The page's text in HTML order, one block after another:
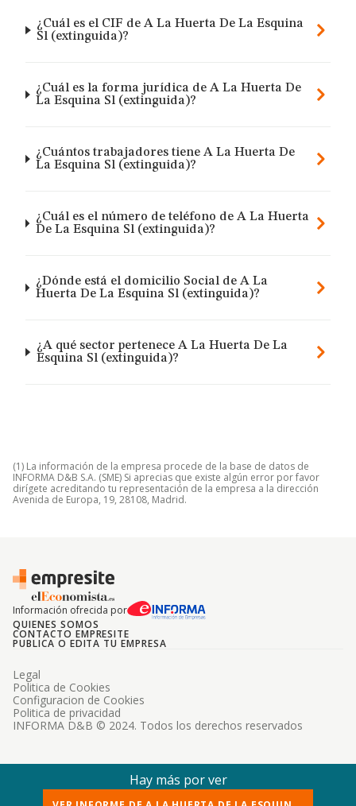
¿Cuál es el CIF de A La Huerta De La Esquina
Sl (extinguida)?
¿Cuál es la forma jurídica de A La Huerta De
La Esquina Sl (extinguida)?
¿Cuántos trabajadores tiene A La Huerta De
La Esquina Sl (extinguida)?
¿Cuál es el número de teléfono de A La Huerta
De La Esquina Sl (extinguida)?
¿Dónde está el domicilio Social de A La
Huerta De La Esquina Sl (extinguida)?
¿A qué sector pertenece A La Huerta De La
Esquina Sl (extinguida)?
(1) La información de la empresa procede de la base de datos de
INFORMA D&B S.A. (SME) Si aprecias que existe algún error por favor
dirígete acreditando tu representación de la empresa a la dirección
Avenida de Europa, 19, 28108, Madrid.
Información ofrecida por
QUIENES SOMOS
CONTACTO EMPRESITE
PUBLICA O EDITA TU EMPRESA
INFORMA D&B © 2024. Todos los derechos reservados
Legal
Politica de Cookies
Configuracion de Cookies
Politica de privacidad
Hay más por ver